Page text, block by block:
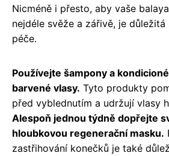
Nicméně i přesto, aby vaše
nejdéle svěže a zářivě, je
péče.
Používejte šampony a
barvené vlasy. Tyto produkty
před vyblednutím a udržují vlasy
Alespoň jednou týdně dopřejte
hloubkovou regenerační masku.
zastřihování konečků je také